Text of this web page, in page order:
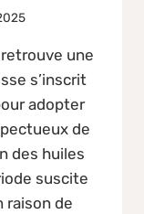
une
s’inscrit
adopter
de
des huiles
suscite
raison de